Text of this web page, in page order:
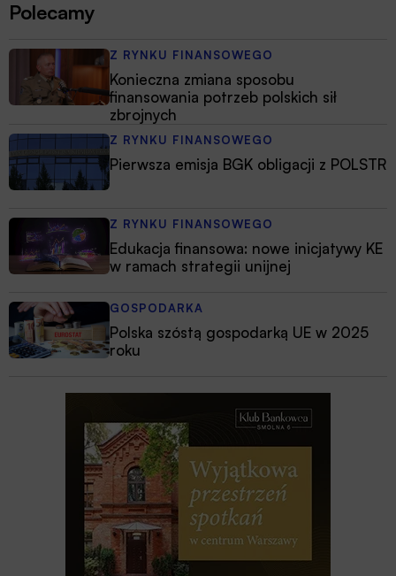
Polecamy
Z RYNKU FINANSOWEGO
Konieczna zmiana sposobu
finansowania potrzeb polskich sił
zbrojnych
Z RYNKU FINANSOWEGO
Pierwsza emisja BGK obligacji z POLSTR
Z RYNKU FINANSOWEGO
Edukacja finansowa: nowe inicjatywy KE
w ramach strategii unijnej
GOSPODARKA
Polska szóstą gospodarką UE w 2025
roku